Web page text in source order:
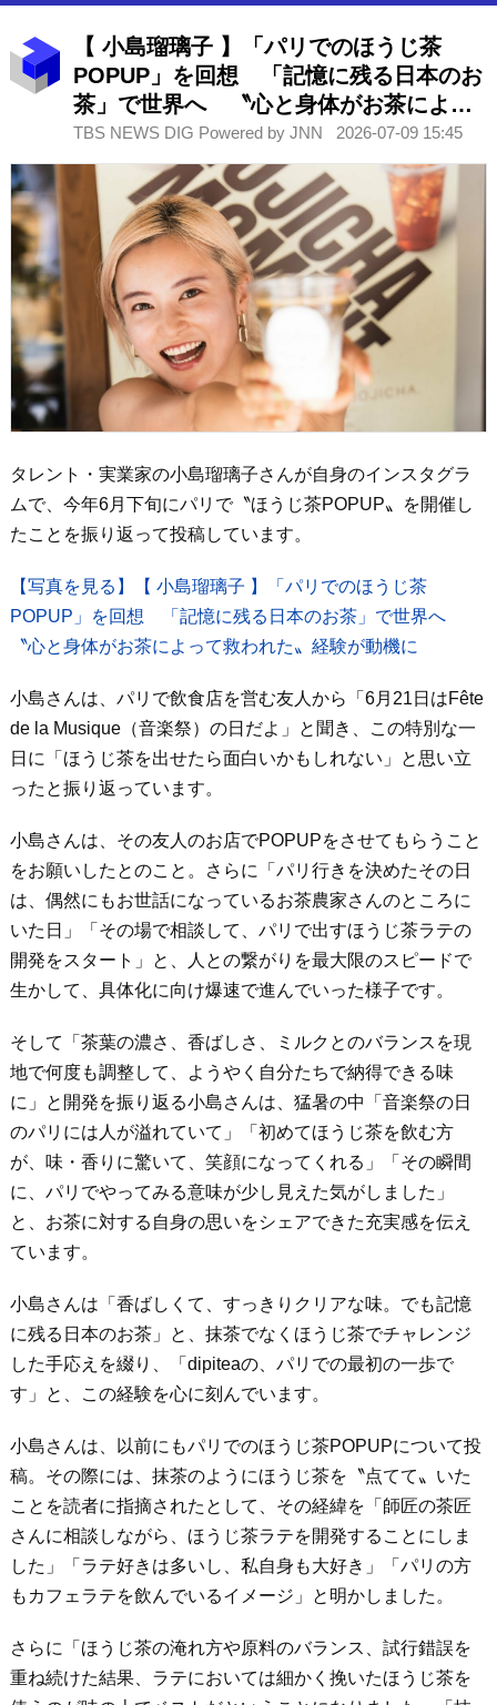
【 小島瑠璃子 】「パリでのほうじ茶
POPUP」を回想 「記憶に残る日本のお
茶」で世界へ 〝心と身体がお茶によっ
て救われた〟経験が動機に
TBS NEWS DIG Powered by JNN 2026-07-09 15:45
タレント・実業家の小島瑠璃子さんが自身のインスタグラ
ムで、今年6月下旬にパリで〝ほうじ茶POPUP〟を開催し
たことを振り返って投稿しています。
【写真を見る】【 小島瑠璃子 】「パリでのほうじ茶
POPUP」を回想 「記憶に残る日本のお茶」で世界へ
〝心と身体がお茶によって救われた〟経験が動機に
小島さんは、パリで飲食店を営む友人から「6月21日はFête
de la Musique（音楽祭）の日だよ」と聞き、この特別な一
日に「ほうじ茶を出せたら面白いかもしれない」と思い立
ったと振り返っています。
小島さんは、その友人のお店でPOPUPをさせてもらうこと
をお願いしたとのこと。さらに「パリ行きを決めたその日
は、偶然にもお世話になっているお茶農家さんのところに
いた日」「その場で相談して、パリで出すほうじ茶ラテの
開発をスタート」と、人との繋がりを最大限のスピードで
生かして、具体化に向け爆速で進んでいった様子です。
そして「茶葉の濃さ、香ばしさ、ミルクとのバランスを現
地で何度も調整して、ようやく自分たちで納得できる味
に」と開発を振り返る小島さんは、猛暑の中「音楽祭の日
のパリには人が溢れていて」「初めてほうじ茶を飲む方
が、味・香りに驚いて、笑顔になってくれる」「その瞬間
に、パリでやってみる意味が少し見えた気がしました」
と、お茶に対する自身の思いをシェアできた充実感を伝え
ています。
小島さんは「香ばしくて、すっきりクリアな味。でも記憶
に残る日本のお茶」と、抹茶でなくほうじ茶でチャレンジ
した手応えを綴り、「dipiteaの、パリでの最初の一歩で
す」と、この経験を心に刻んでいます。
小島さんは、以前にもパリでのほうじ茶POPUPについて投
稿。その際には、抹茶のようにほうじ茶を〝点てて〟いた
ことを読者に指摘されたとして、その経緯を「師匠の茶匠
さんに相談しながら、ほうじ茶ラテを開発することにしま
した」「ラテ好きは多いし、私自身も大好き」「パリの方
もカフェラテを飲んでいるイメージ」と明かしました。
さらに「ほうじ茶の淹れ方や原料のバランス、試行錯誤を
重ね続けた結果、ラテにおいては細かく挽いたほうじ茶を